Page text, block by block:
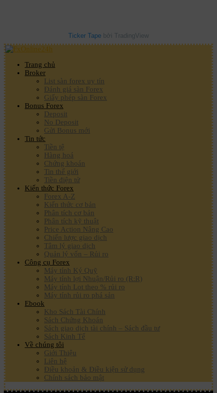
Ticker Tape bởi TradingView
Trang chủ
Broker
List sàn forex uy tín
Đánh giá sàn Forex
Giấy phép sàn Forex
Bonus Forex
Deposit
No Deposit
Gửi Bonus mới
Tin tức
Tiền tệ
Hàng hoá
Chứng khoán
Tin thế giới
Tiền điện tử
Kiến thức Forex
Forex A-Z
Kiến thức cơ bản
Phân tích cơ bản
Phân tích kỹ thuật
Price Action Nâng Cao
Chiến lược giao dịch
Tâm lý giao dịch
Quản lý vốn – Rủi ro
Công cụ Forex
Máy tính Ký Quỹ
Máy tính lợi Nhuận/Rủi ro (R:R)
Máy tính Lot theo % rủi ro
Máy tính rủi ro phá sản
Ebook
Kho Sách Tài Chính
Sách Chứng Khoán
Sách giao dịch tài chính – Sách đầu tư
Sách Kinh Tế
Về chúng tôi
Giới Thiệu
Liên hệ
Điều khoản & Điều kiện sử dụng
Chính sách bảo mật